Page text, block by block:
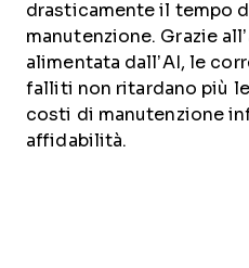
drasticamente il tempo
manutenzione. Grazie
alimentata dall’AI, le
falliti non ritardano più
costi di manutenzione
affidabilità.